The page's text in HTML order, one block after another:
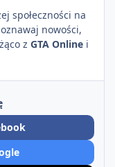
społeczności na
nowości,
z GTA Online i